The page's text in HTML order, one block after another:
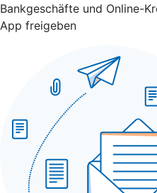
Bankgeschäfte und Online-
App freigeben